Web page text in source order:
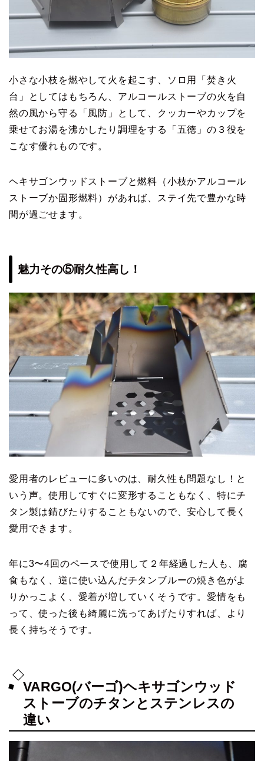
小さな小枝を燃やして火を起こす、ソロ用「焚き火
台」としてはもちろん、アルコールストーブの火を自
然の風から守る「風防」として、クッカーやカップを
乗せてお湯を沸かしたり調理をする「五徳」の３役を
こなす優れものです。
ヘキサゴンウッドストーブと燃料（小枝かアルコール
ストーブか固形燃料）があれば、ステイ先で豊かな時
間が過ごせます。
魅力その⑤耐久性高し！
愛用者のレビューに多いのは、耐久性も問題なし！と
いう声。使用してすぐに変形することもなく、特にチ
タン製は錆びたりすることもないので、安心して長く
愛用できます。
年に3〜4回のペースで使用して２年経過した人も、腐
食もなく、逆に使い込んだチタンブルーの焼き色がよ
りかっこよく、愛着が増していくそうです。愛情をも
って、使った後も綺麗に洗ってあげたりすれば、より
長く持ちそうです。
VARGO(バーゴ)ヘキサゴンウッド
ストーブのチタンとステンレスの
違い